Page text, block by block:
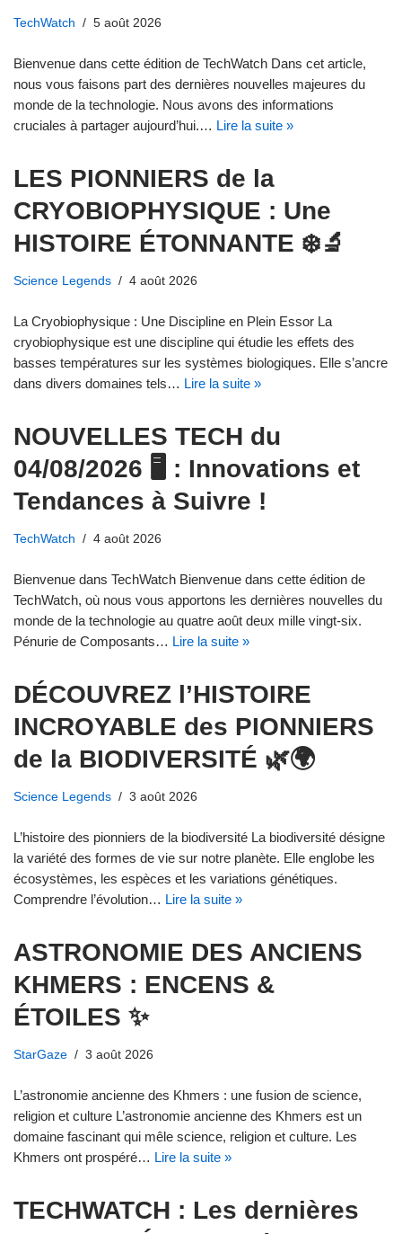
TechWatch 5 août 2026
Bienvenue dans cette édition de TechWatch Dans cet article,
nous vous faisons part des dernières nouvelles majeures du
monde de la technologie. Nous avons des informations
cruciales à partager aujourd’hui.… Lire la suite »
LES PIONNIERS de la
CRYOBIOPHYSIQUE : Une
HISTOIRE ÉTONNANTE ❄️🔬
Science Legends 4 août 2026
La Cryobiophysique : Une Discipline en Plein Essor La
cryobiophysique est une discipline qui étudie les effets des
basses températures sur les systèmes biologiques. Elle s’ancre
dans divers domaines tels… Lire la suite »
NOUVELLES TECH du
04/08/2026 🖥️ : Innovations et
Tendances à Suivre !
TechWatch 4 août 2026
Bienvenue dans TechWatch Bienvenue dans cette édition de
TechWatch, où nous vous apportons les dernières nouvelles du
monde de la technologie au quatre août deux mille vingt-six.
Pénurie de Composants… Lire la suite »
DÉCOUVREZ l’HISTOIRE
INCROYABLE des PIONNIERS
de la BIODIVERSITÉ 🌿🌍
Science Legends 3 août 2026
L’histoire des pionniers de la biodiversité La biodiversité désigne
la variété des formes de vie sur notre planète. Elle englobe les
écosystèmes, les espèces et les variations génétiques.
Comprendre l’évolution… Lire la suite »
ASTRONOMIE DES ANCIENS
KHMERS : ENCENS &
ÉTOILES ✨
StarGaze 3 août 2026
L’astronomie ancienne des Khmers : une fusion de science,
religion et culture L’astronomie ancienne des Khmers est un
domaine fascinant qui mêle science, religion et culture. Les
Khmers ont prospéré… Lire la suite »
TECHWATCH : Les dernières